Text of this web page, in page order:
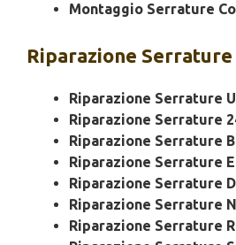
Montaggio Serrature
Riparazione Serrature
Riparazione Serrature
Riparazione Serrature
Riparazione Serrature
Riparazione Serrature
Riparazione Serrature
Riparazione Serrature
Riparazione Serrature